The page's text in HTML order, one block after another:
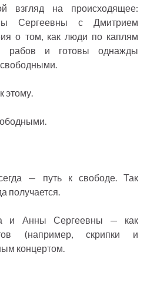
взгляд на происходящее:
Сергеевны с Дмитрием
о том, как люди по каплям
рабов и готовы однажды
этому.
— путь к свободе. Так
получается.
и Анны Сергеевны — как
(например, скрипки и
концертом.